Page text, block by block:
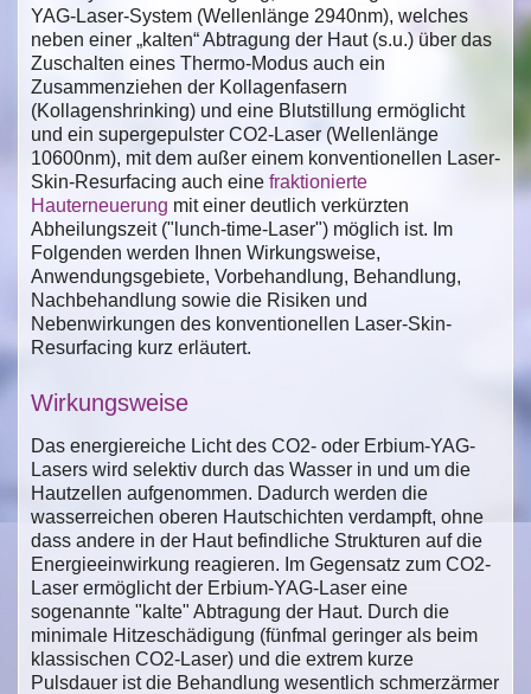
YAG-Laser-System (Wellenlänge 2940nm), welches
neben einer „kalten“ Abtragung der Haut (s.u.) über das
Zuschalten eines Thermo-Modus auch ein
Zusammenziehen der Kollagenfasern
(Kollagenshrinking) und eine Blutstillung ermöglicht
und ein supergepulster CO2-Laser (Wellenlänge
10600nm), mit dem außer einem konventionellen Laser-
Skin-Resurfacing auch eine fraktionierte
Hauterneuerung mit einer deutlich verkürzten
Abheilungszeit ("lunch-time-Laser") möglich ist. Im
Folgenden werden Ihnen Wirkungsweise,
Anwendungsgebiete, Vorbehandlung, Behandlung,
Nachbehandlung sowie die Risiken und
Nebenwirkungen des konventionellen Laser-Skin-
Resurfacing kurz erläutert.
Wirkungsweise
Das energiereiche Licht des CO2- oder Erbium-YAG-
Lasers wird selektiv durch das Wasser in und um die
Hautzellen aufgenommen. Dadurch werden die
wasserreichen oberen Hautschichten verdampft, ohne
dass andere in der Haut befindliche Strukturen auf die
Energieeinwirkung reagieren. Im Gegensatz zum CO2-
Laser ermöglicht der Erbium-YAG-Laser eine
sogenannte "kalte" Abtragung der Haut. Durch die
minimale Hitzeschädigung (fünfmal geringer als beim
klassischen CO2-Laser) und die extrem kurze
Pulsdauer ist die Behandlung wesentlich schmerzärmer